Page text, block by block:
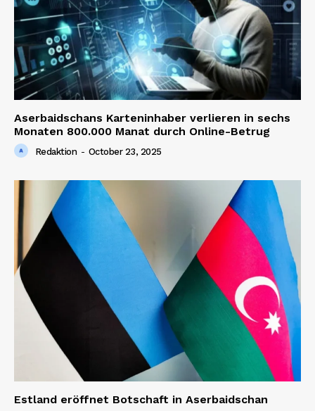
Aserbaidschans Karteninhaber verlieren in sechs
Monaten 800.000 Manat durch Online-Betrug
Redaktion - October 23, 2025
Estland eröffnet Botschaft in Aserbaidschan